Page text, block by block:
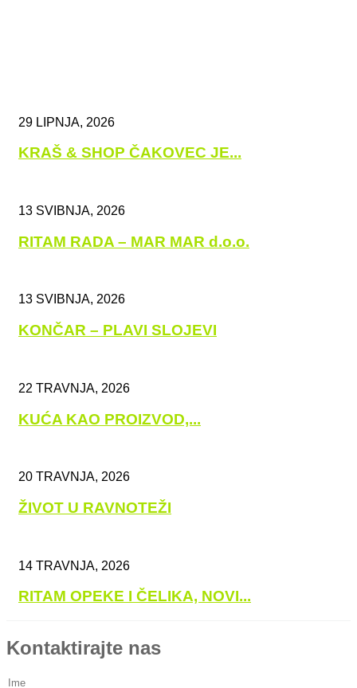
29 LIPNJA, 2026
KRAŠ & SHOP ČAKOVEC JE...
13 SVIBNJA, 2026
RITAM RADA – MAR MAR d.o.o.
13 SVIBNJA, 2026
KONČAR – PLAVI SLOJEVI
22 TRAVNJA, 2026
KUĆA KAO PROIZVOD,...
20 TRAVNJA, 2026
ŽIVOT U RAVNOTEŽI
14 TRAVNJA, 2026
RITAM OPEKE I ČELIKA, NOVI...
Kontaktirajte nas